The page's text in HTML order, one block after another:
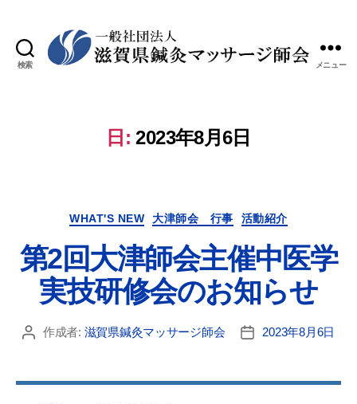
検索 メニュー
日: 2023年8月6日
WHAT'S NEW 大津師会 行事 活動紹介
第2回大津師会主催中医学
実技研修会のお知らせ
作成者: 滋賀県鍼灸マッサージ師会 2023年8月6日